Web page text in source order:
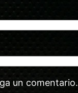
un comentario.